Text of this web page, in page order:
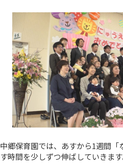
中郷保育園では、あすから1週間「
す時間を少しずつ伸ばしていきます